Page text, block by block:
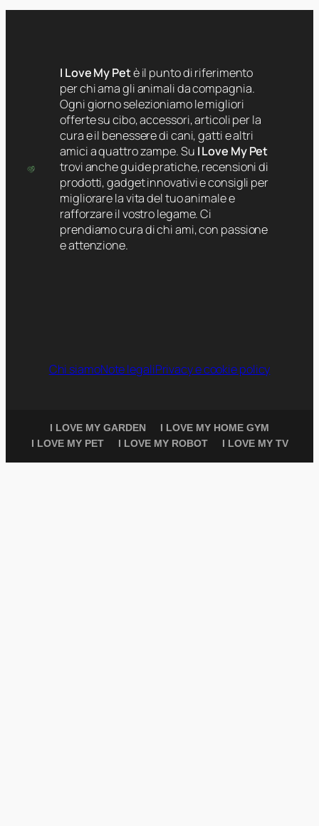
I Love My Petè il punto di riferimento
per chi ama gli animali da compagnia.
Ogni giorno selezioniamo le migliori
offerte su cibo, accessori, articoli per la
cura e il benessere di cani, gatti e altri
amici a quattro zampe. Su I Love My Pet
trovi anche guide pratiche, recensioni di
prodotti, gadget innovativi e consigli per
migliorare la vita del tuo animale e
rafforzare il vostro legame. Ci
prendiamo cura di chi ami, con passione
e attenzione.
Chi siamoNote legaliPrivacy e cookie policy
I LOVE MY GARDEN
I LOVE MY HOME GYM
I LOVE MY PET
I LOVE MY ROBOT I LOVE MY TV